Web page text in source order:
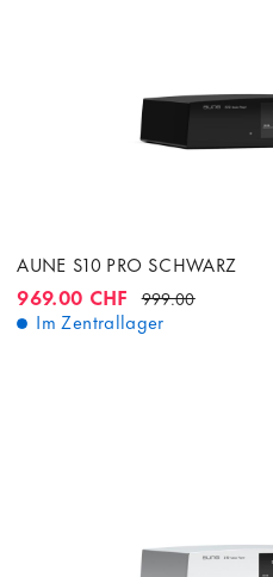
AUNE S10 PRO SCHWARZ
969.00 CHF 999.00
Im Zentrallager